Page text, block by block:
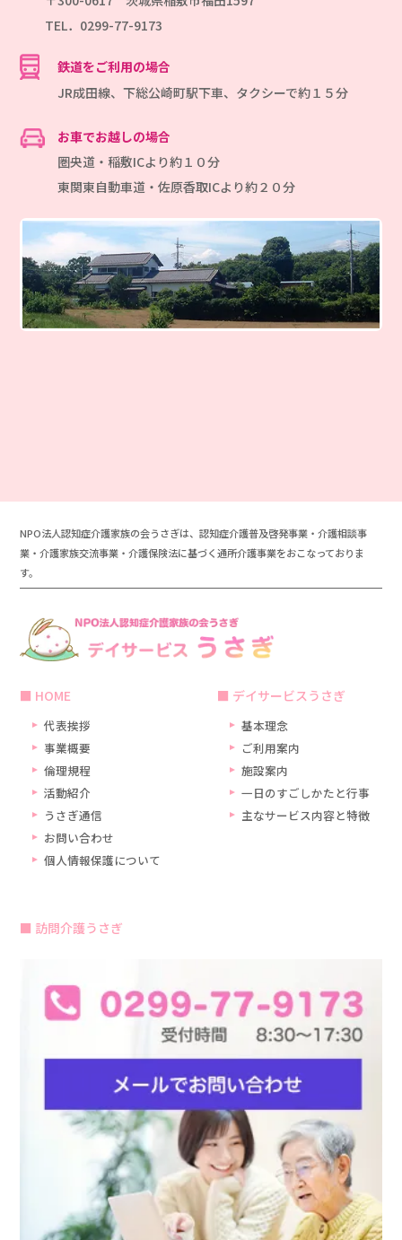
TEL．0299-77-9173
鉄道をご利用の場合
JR成田線、下総公崎町駅下車、タクシーで約１５分
お車でお越しの場合
圏央道・稲敷ICより約１０分
東関東自動車道・佐原香取ICより約２０分
NPO法人認知症介護家族の会うさぎは、認知症介護普及啓発事業・介護相談事
業・介護家族交流事業・介護保険法に基づく通所介護事業をおこなっておりま
す。
HOME
代表挨拶
事業概要
倫理規程
活動紹介
うさぎ通信
お問い合わせ
個人情報保護について
デイサービスうさぎ
基本理念
ご利用案内
施設案内
一日のすごしかたと行事
主なサービス内容と特徴
訪問介護うさぎ